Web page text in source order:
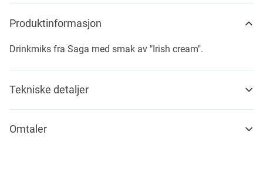
Produktinformasjon
Drinkmiks fra Saga med smak av "Irish cream".
Tekniske detaljer
Omtaler